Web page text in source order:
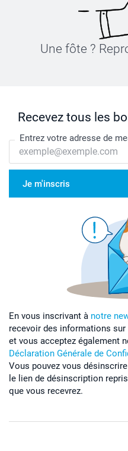
Une fôte ?
Recevez tous les
Entrez votre adresse de
Je m'inscris
En vous inscrivant à notre
recevoir des informations
et vous acceptez également
Déclaration Générale de
Vous pouvez vous
le lien de désinscription
que vous recevrez.